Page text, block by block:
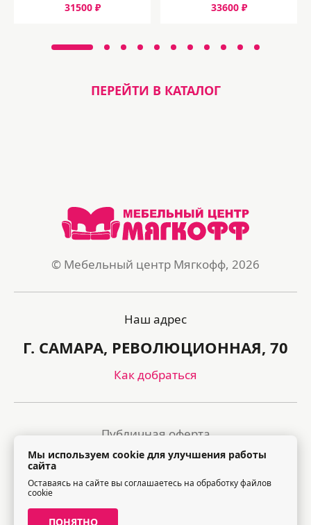
31500 ₽ 33600 ₽
ПЕРЕЙТИ В КАТАЛОГ
© Мебельный центр Мягкофф, 2026
Наш адрес
Г. САМАРА, РЕВОЛЮЦИОННАЯ, 70
Как добраться
Публичная оферта
Политика обработки персональных данных
Правила посещения торгового центра
Мы используем cookie для улучшения работы
сайта
Оставаясь на сайте вы соглашаетесь на обработку файлов
cookie
ПОНЯТНО